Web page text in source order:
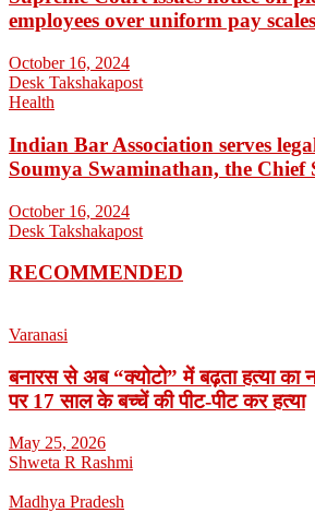
employees over uniform pay scales
October 16, 2024
Desk Takshakapost
Health
Indian Bar Association serves
Soumya Swaminathan, the Chief
October 16, 2024
Desk Takshakapost
RECOMMENDED
Varanasi
बनारस से अब “क्योटो” में बढ़ता हत्या का
पर 17 साल के बच्चें की पीट-पीट कर हत्या
May 25, 2026
Shweta R Rashmi
Madhya Pradesh